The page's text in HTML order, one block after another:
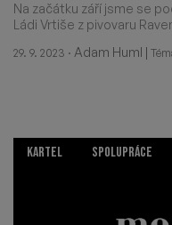
Na začátku září jsme se
Ládi Vrtiše z pivovaru
29. 9. 2023 · Adam Huml |
KARTEL SPOLUPRÁCE